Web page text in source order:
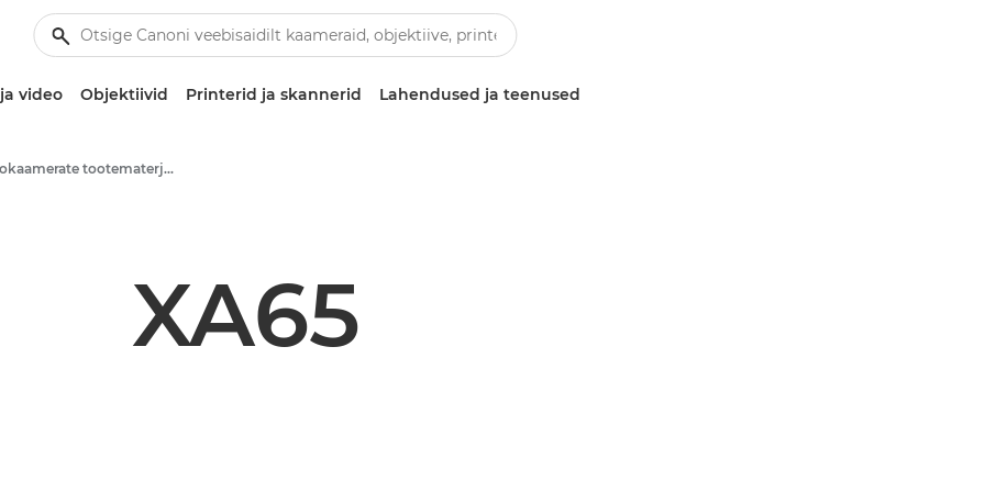
video Objektiivid Printerid ja skannerid Lahendused ja teenused
Videokaamerate tootematerjalid – Canoni pressikeskus
XA65